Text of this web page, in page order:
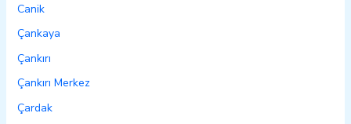
Canik
Çankaya
Çankırı
Çankırı Merkez
Çardak